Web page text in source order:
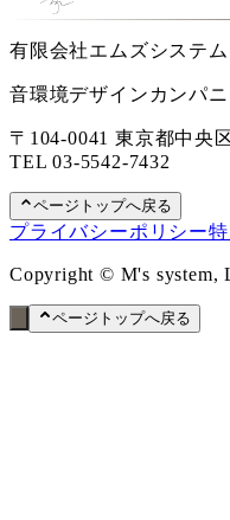
有限会社エムズシステム
音環境デザインカンパ
〒104-0041 東京都中央
TEL03-5542-7432
ページトップへ戻る
プライバシーポリシー
Copyright © M's system,
ページトップへ戻る